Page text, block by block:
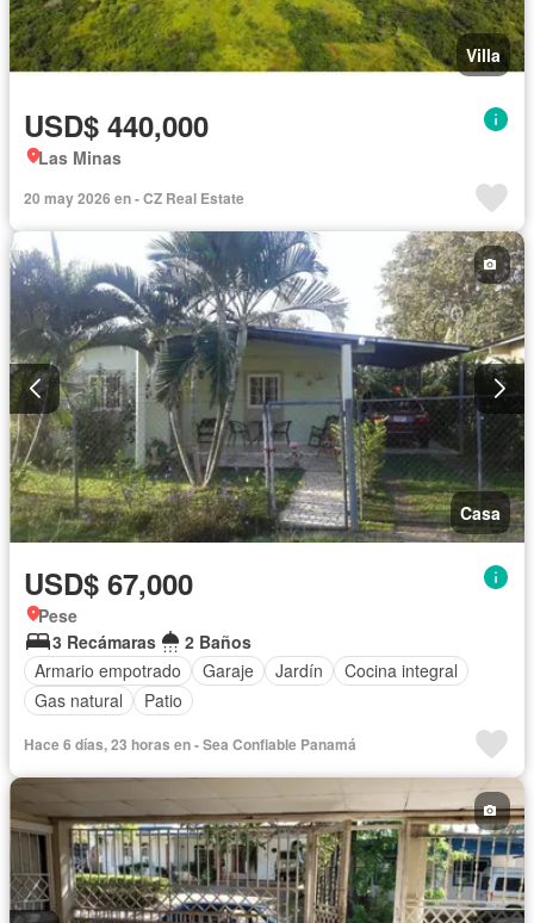
Villa
USD$ 440,000
Las Minas
20 may 2026 en - CZ Real Estate
Casa
USD$ 67,000
Pese
3 Recámaras
2 Baños
Armario empotrado
Garaje Jardín
Cocina integral
Gas natural
Patio
Hace 6 días, 23 horas en - Sea Confiable Panamá